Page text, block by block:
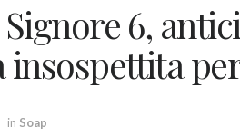
6,
in Soap